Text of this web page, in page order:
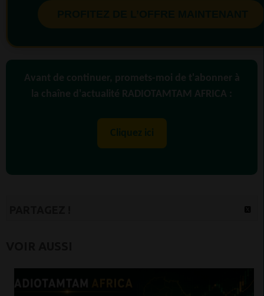
Avant de continuer, promets-moi de t'abonner à
la chaîne d'actualité RADIOTAMTAM AFRICA :
Cliquez ici